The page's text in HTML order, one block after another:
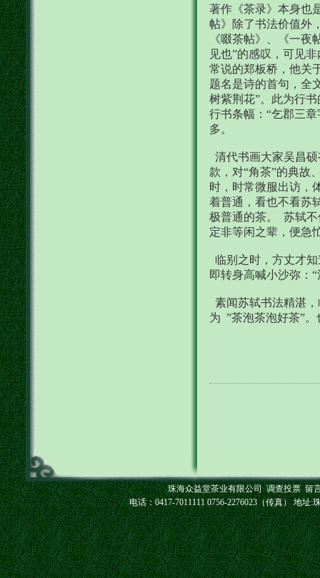
著作《茶录》本身也
帖》除了书法价值外
《啜茶帖》、《一
见也”的感叹，可见
常说的郑板桥，他关
题名是诗的首句，全
树紫荆花”。此为行
行书条幅：“乞郡三
多。
清代书画大家吴昌
款，对“角茶”的典故
时，时常微服出访，
着普通，看也不看苏
极普通的茶。 苏轼
定非等闲之辈，便急
临别之时，方丈才
即转身高喊小沙弥：
素闻苏轼书法精湛
为 ”茶泡茶泡好茶”
珠海众益堂茶业有限公司 调查投票 留
电话：0417-7011111 0756-2276023（传真） 地址: